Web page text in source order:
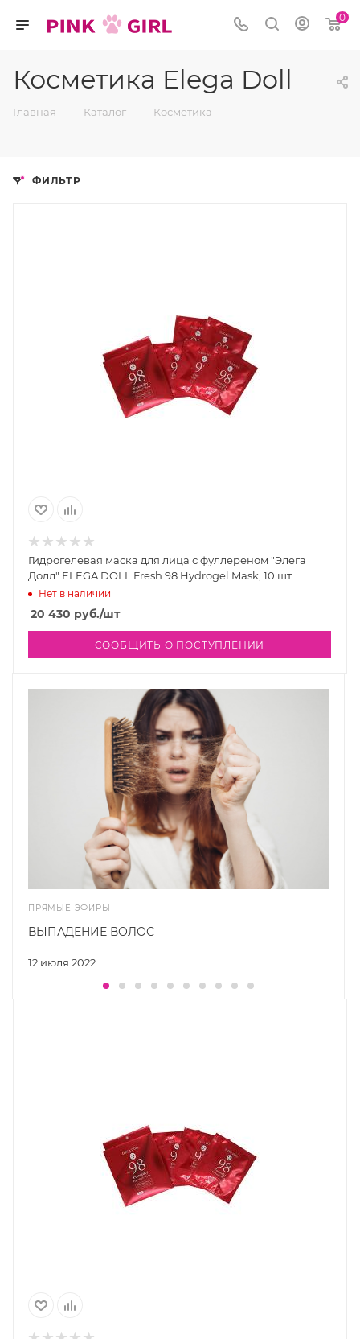
0
Косметика Elega Doll
Главная — Каталог — Косметика
ФИЛЬТР
Гидрогелевая маска для лица с фуллереном "Элега
Долл" ELEGA DOLL Fresh 98 Hydrogel Mask, 10 шт
Нет в наличии
20 430 руб./шт
СООБЩИТЬ О ПОСТУПЛЕНИИ
ПРЯМЫЕ ЭФИРЫ
12 июля 2022
ВЫПАДЕНИЕ ВОЛОС